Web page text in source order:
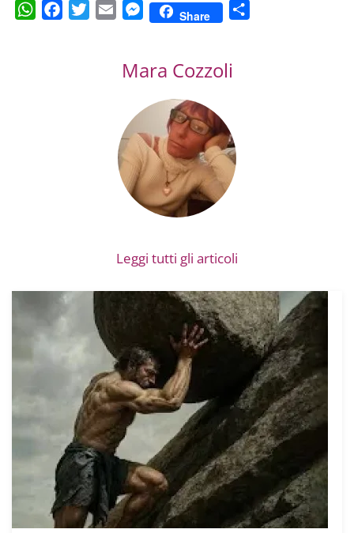
WhatsAppFacebookTwitterEmail Messenger
Share
Mara Cozzoli
Leggi tutti gli articoli